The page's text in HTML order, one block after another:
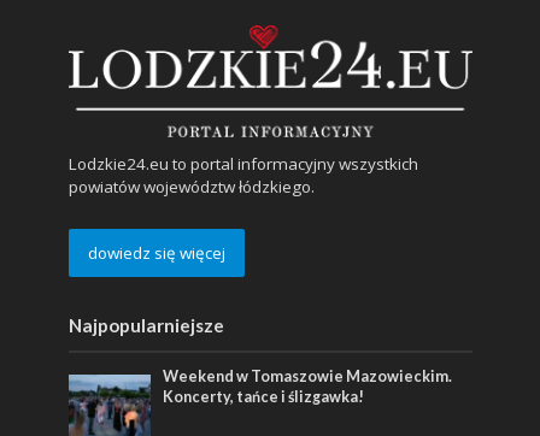
Lodzkie24.eu to portal informacyjny wszystkich
powiatów województw łódzkiego.
dowiedz się więcej
Najpopularniejsze
Weekend w Tomaszowie Mazowieckim.
Koncerty, tańce i ślizgawka!